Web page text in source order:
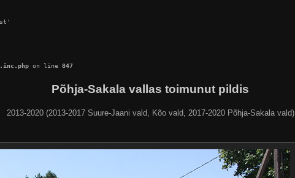
on line 847
Põhja-Sakala vallas toimunut pildis
2013-2020 (2013-2017 Suure-Jaani vald, Kõo vald, 2017-2020 Põhja-Sakala vald)